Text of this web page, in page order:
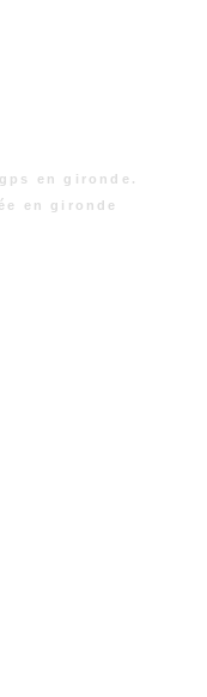
en gironde.
en gironde